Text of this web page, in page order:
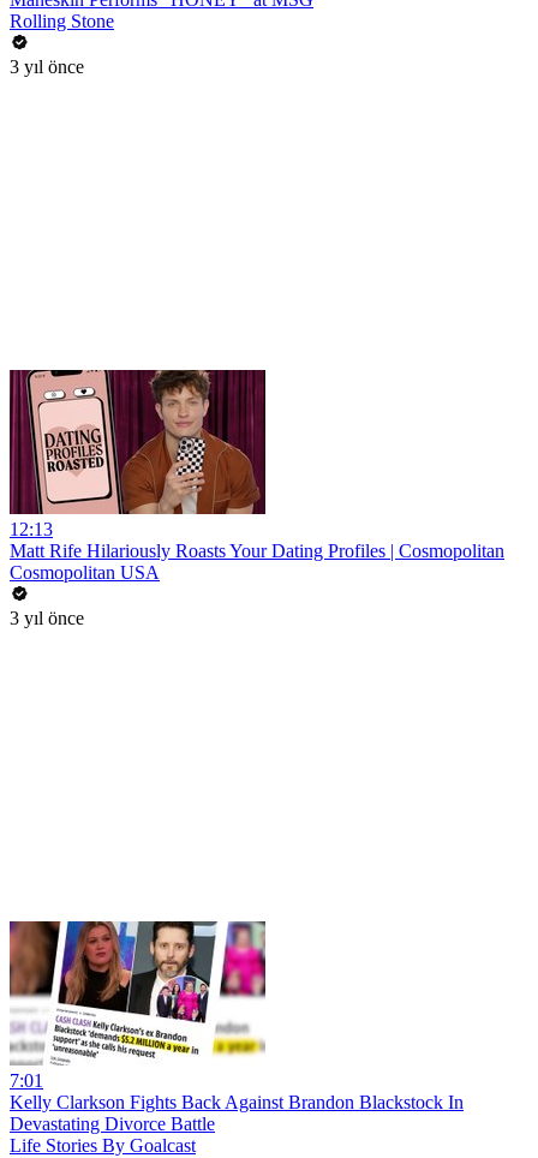
Rolling Stone
3 yıl önce
12:13
Matt Rife Hilariously Roasts Your Dating Profiles | Cosmopolitan
Cosmopolitan USA
3 yıl önce
7:01
Kelly Clarkson Fights Back Against Brandon Blackstock In
Devastating Divorce Battle
Life Stories By Goalcast